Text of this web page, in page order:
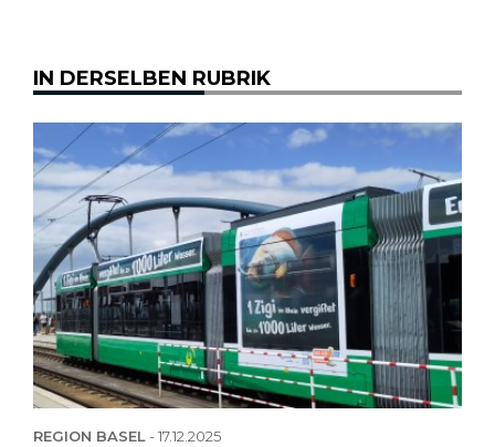
IN DERSELBEN RUBRIK
REGION BASEL-17.12.2025